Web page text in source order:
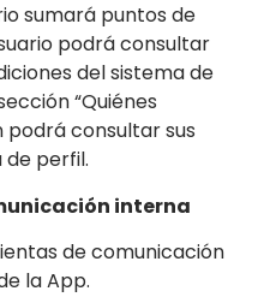
sumará puntos de
podrá consultar
del sistema de
“Quiénes
podrá consultar sus
de perfil.
interna
de comunicación
la App.